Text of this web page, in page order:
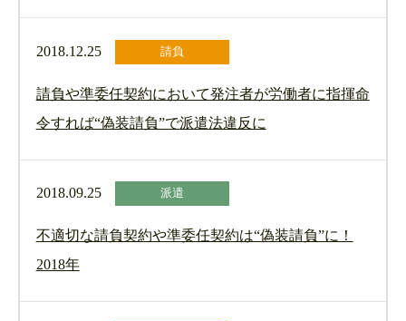
2018.12.25 請負
請負や準委任契約において発注者が労働者に指揮命
令すれば“偽装請負”で派遣法違反に
2018.09.25 派遣
不適切な請負契約や準委任契約は“偽装請負”に！
2018年